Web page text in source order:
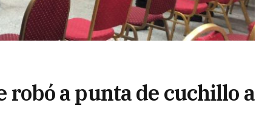
robó a punta de cuchillo a